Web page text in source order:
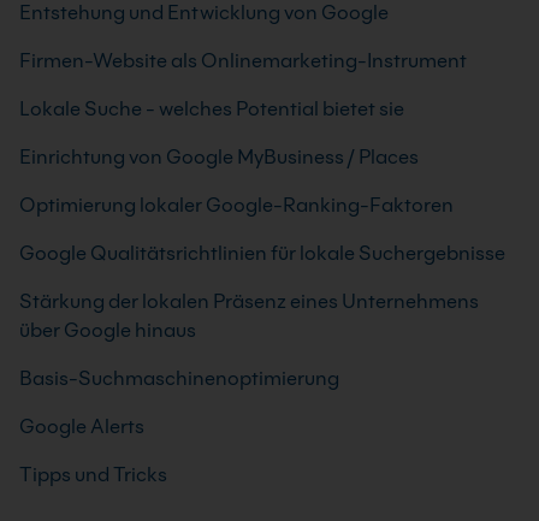
Entstehung und Entwicklung von Google
Firmen-Website als Onlinemarketing-Instrument
Lokale Suche - welches Potential bietet sie
Einrichtung von Google MyBusiness / Places
Optimierung lokaler Google-Ranking-Faktoren
Google Qualitätsrichtlinien für lokale Suchergebnisse
Stärkung der lokalen Präsenz eines Unternehmens
über Google hinaus
Basis-Suchmaschinenoptimierung
Google Alerts
Tipps und Tricks